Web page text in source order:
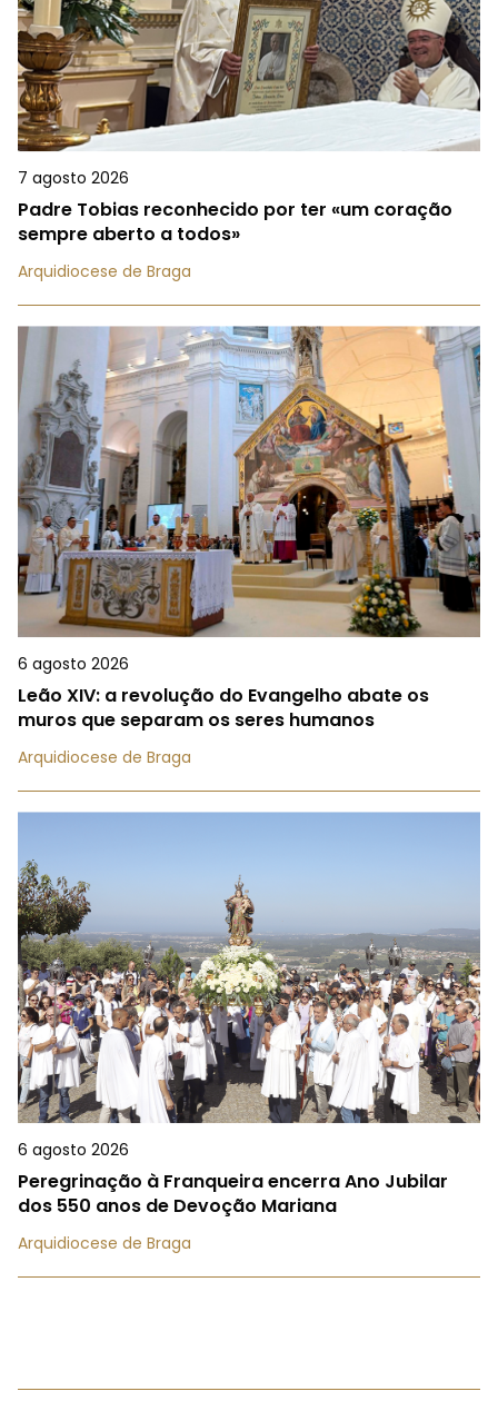
7 agosto 2026
Padre Tobias reconhecido por ter «um coração
sempre aberto a todos»
Arquidiocese de Braga
6 agosto 2026
Leão XIV: a revolução do Evangelho abate os
muros que separam os seres humanos
Arquidiocese de Braga
6 agosto 2026
Peregrinação à Franqueira encerra Ano Jubilar
dos 550 anos de Devoção Mariana
Arquidiocese de Braga